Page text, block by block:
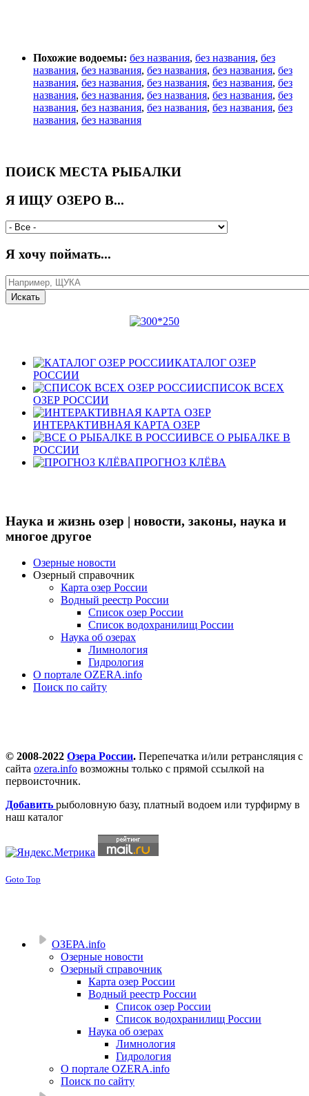
Похожие водоемы: без названия, без названия, без
названия, без названия, без названия, без названия, без
названия, без названия, без названия, без названия, без
названия, без названия, без названия, без названия, без
названия, без названия, без названия, без названия, без
названия, без названия
ПОИСК МЕСТА РЫБАЛКИ
Я ИЩУ ОЗЕРО В...
Я хочу поймать...
КАТАЛОГ ОЗЕР
РОССИИ
СПИСОК ВСЕХ
ОЗЕР РОССИИ
ИНТЕРАКТИВНАЯ КАРТА ОЗЕР
ВСЕ О РЫБАЛКЕ В
РОССИИ
ПРОГНОЗ КЛЁВА
Наука и жизнь озер | новости, законы, наука и
многое другое
Озерные новости
Озерный справочник
Карта озер России
Водный реестр России
Список озер России
Список водохранилищ России
Наука об озерах
Лимнология
Гидрология
О портале OZERA.info
Поиск по сайту
© 2008-2022 Озера России. Перепечатка и/или ретрансляция с
сайта ozera.info возможны только с прямой ссылкой на
первоисточник.
Добавить рыболовную базу, платный водоем или турфирму в
наш каталог
Goto Top
ОЗЕРА.info
Озерные новости
Озерный справочник
Карта озер России
Водный реестр России
Список озер России
Список водохранилищ России
Наука об озерах
Лимнология
Гидрология
О портале OZERA.info
Поиск по сайту